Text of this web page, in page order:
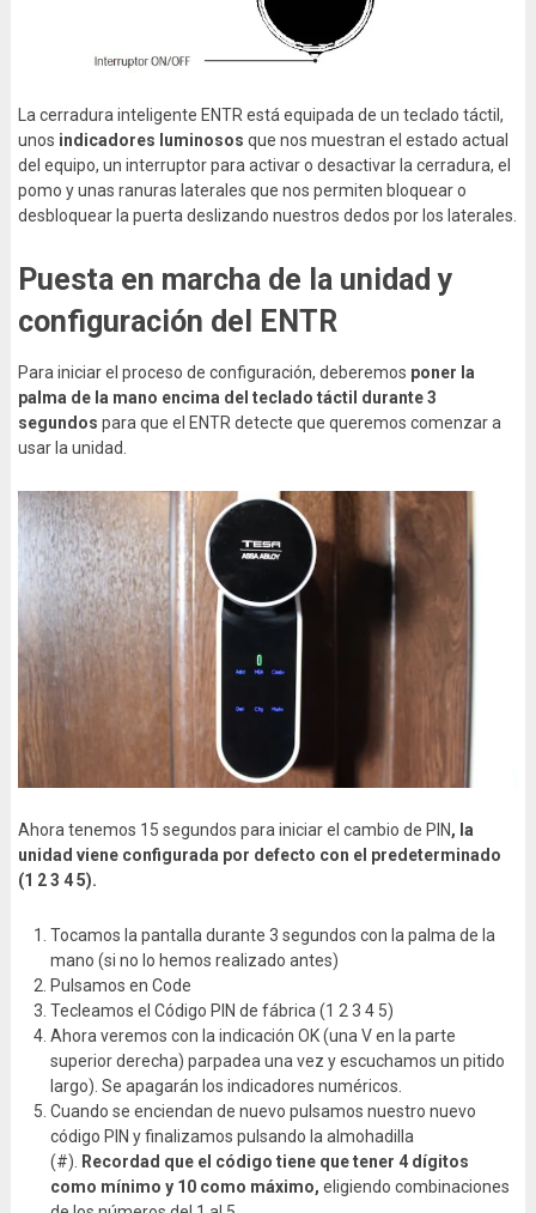
La cerradura inteligente ENTR está equipada de un teclado táctil,
unos indicadores luminosos que nos muestran el estado actual
del equipo, un interruptor para activar o desactivar la cerradura, el
pomo y unas ranuras laterales que nos permiten bloquear o
desbloquear la puerta deslizando nuestros dedos por los laterales.
Puesta en marcha de la unidad y
configuración del ENTR
Para iniciar el proceso de configuración, deberemos poner la
palma de la mano encima del teclado táctil durante 3
segundos para que el ENTR detecte que queremos comenzar a
usar la unidad.
Ahora tenemos 15 segundos para iniciar el cambio de PIN, la
unidad viene configurada por defecto con el predeterminado
(1 2 3 4 5).
Tocamos la pantalla durante 3 segundos con la palma de la
mano (si no lo hemos realizado antes)
Pulsamos en Code
Tecleamos el Código PIN de fábrica (1 2 3 4 5)
Ahora veremos con la indicación OK (una V en la parte
superior derecha) parpadea una vez y escuchamos un pitido
largo). Se apagarán los indicadores numéricos.
Cuando se enciendan de nuevo pulsamos nuestro nuevo
código PIN y finalizamos pulsando la almohadilla
(#). Recordad que el código tiene que tener 4 dígitos
como mínimo y 10 como máximo, eligiendo combinaciones